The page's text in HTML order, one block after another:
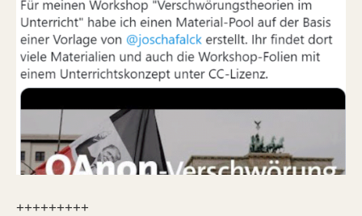
+++++++++